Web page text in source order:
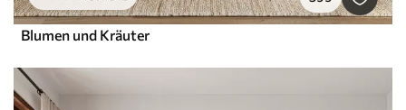
Blumen und Kräuter